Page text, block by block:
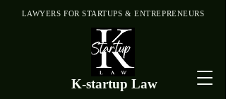
K-startup Law
LAWYERS FOR STARTUPS & ENTREPRENEURS